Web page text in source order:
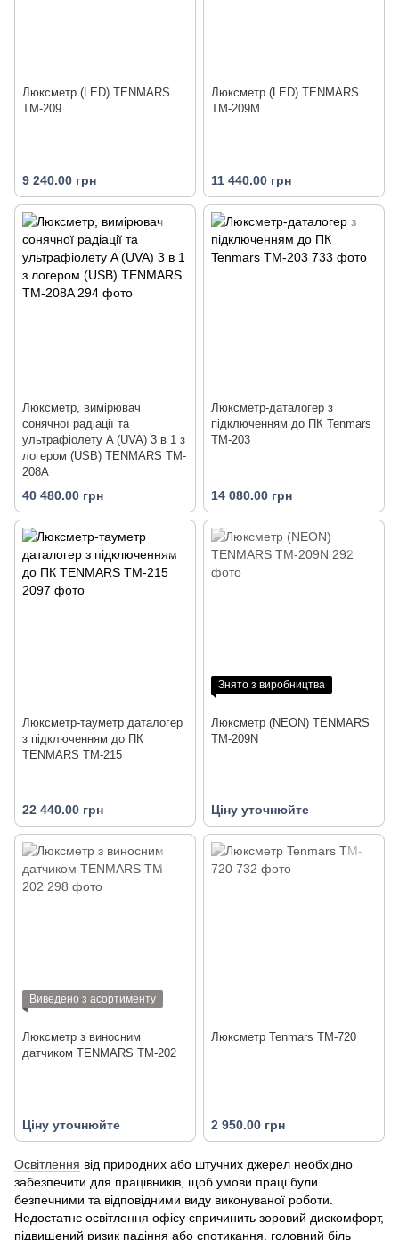
Люксметр (LED) TENMARS
TM-209
9 240.00 грн
Люксметр (LED) TENMARS
TM-209М
11 440.00 грн
Люксметр, вимірювач
сонячної радіації та
ультрафіолету A (UVA) 3 в 1 з
логером (USB) TENMARS TM-
208A
40 480.00 грн
Люксметр-даталогер з
підключенням до ПК Tenmars
TM-203
14 080.00 грн
Люксметр-тауметр даталогер
з підключенням до ПК
TENMARS TM-215
22 440.00 грн
Знято з виробництва
Люксметр (NEON) TENMARS
TM-209N
Ціну уточнюйте
Виведено з асортименту
Люксметр з виносним
датчиком TENMARS TM-202
Ціну уточнюйте
Люксметр Tenmars TM-720
2 950.00 грн
Освітлення від природних або штучних джерел необхідно
забезпечити для працівників, щоб умови праці були
безпечними та відповідними виду виконуваної роботи.
Недостатнє освітлення офісу спричинить зоровий дискомфорт,
підвищений ризик падіння або спотикання, головний біль